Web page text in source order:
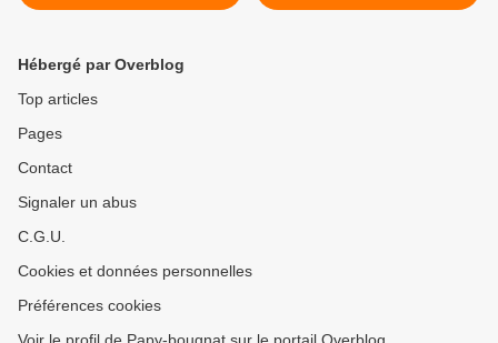
Hébergé par Overblog
Top articles
Pages
Contact
Signaler un abus
C.G.U.
Cookies et données personnelles
Préférences cookies